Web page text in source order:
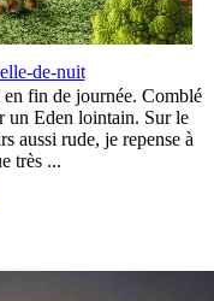
de-nuit
fin de journée. Comblé
un Eden lointain. Sur le
aussi rude, je repense à
très ...